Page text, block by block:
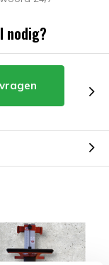
nodig?